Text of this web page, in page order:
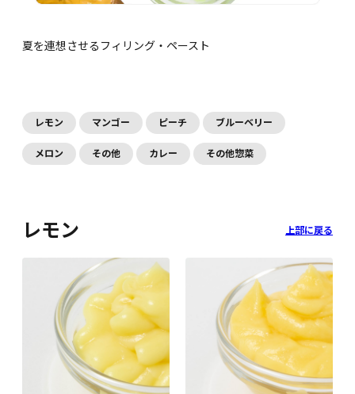
夏を連想させるフィリング・ペースト
レモン マンゴー ピーチ ブルーベリー
メロン その他 カレー その他惣菜
レモン 上部に戻る